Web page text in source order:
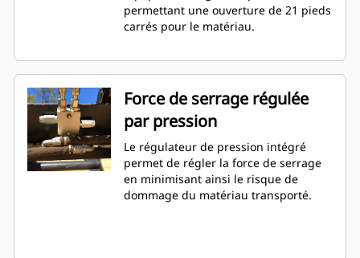
permettant une ouverture de 21 pieds
carrés pour le matériau.
Force de serrage régulée
par pression
Le régulateur de pression intégré
permet de régler la force de serrage
en minimisant ainsi le risque de
dommage du matériau transporté.